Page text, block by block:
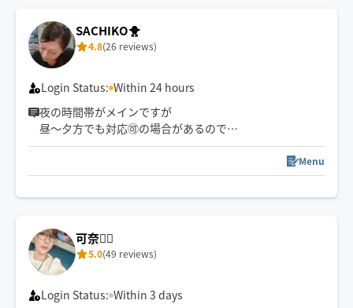
SACHIKO🐥
4.8(26 reviews)
Login Status: Within 24 hours
夜の時間帯がメインですが
昼〜夕方でも対応🉑の場合があるので
お気軽にご相談ください☺️
※倉敷市は中庄までとさせてくださいm(_ _)m
Menu
可奈🙋‍♀️
5.0(49 reviews)
Login Status: Within 3 days